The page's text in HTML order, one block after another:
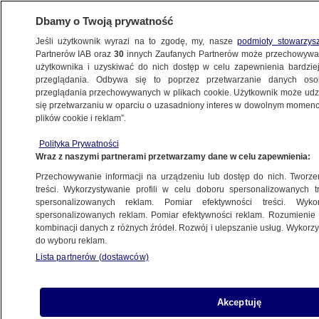
ŚWIAT
12.02.2018, 22:12Aktualizacja: 12.02.2018, 22:17
Udostępnij
Dbamy o Twoją prywatność
Jeśli użytkownik wyrazi na to zgodę, my, naszepodmioty
Partnerów IAB oraz30 innych Zaufanych Partnerów może
użytkownika i uzyskiwać do nich dostęp w celu zapewnienia
przeglądania. Odbywa się to poprzez przetwarzanie danych
przeglądania przechowywanych w plikach cookie. Użytkownik może
się przetwarzaniu w oparciu o uzasadniony interes w dowolnym
plików cookie i reklam”.
Polityka Prywatności
Wraz z naszymi partnerami przetwarzamy dane w celu zapewnienia:
Przechowywanie informacji na urządzeniu lub dostęp do nich.
treści. Wykorzystywanie profili w celu doboru spersonalizowanych
spersonalizowanych reklam. Pomiar efektywności treści.
spersonalizowanych reklam. Pomiar efektywności reklam.
kombinacji danych z różnych źródeł. Rozwój i ulepszanie usług.
do wyboru reklam.
Lista partnerów (dostawców)
Akceptuję